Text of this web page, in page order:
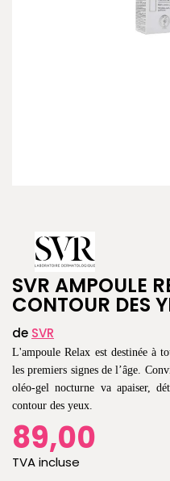
SVR AMPOULE
CONTOUR DES
de SVR
L'ampoule Relax est destinée à
les premiers signes de l’âge.
oléo-gel nocturne va apaiser,
contour des yeux.
89,00
TVA incluse